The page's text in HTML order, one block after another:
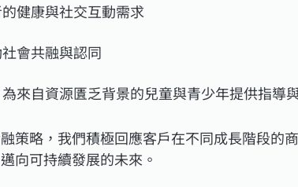
健康與社交互動需求
會共融與認同
來自資源匱乏背景的兒童與青少年提供指導
策略，我們積極回應客戶在不同成長階段的
向可持續發展的未來。